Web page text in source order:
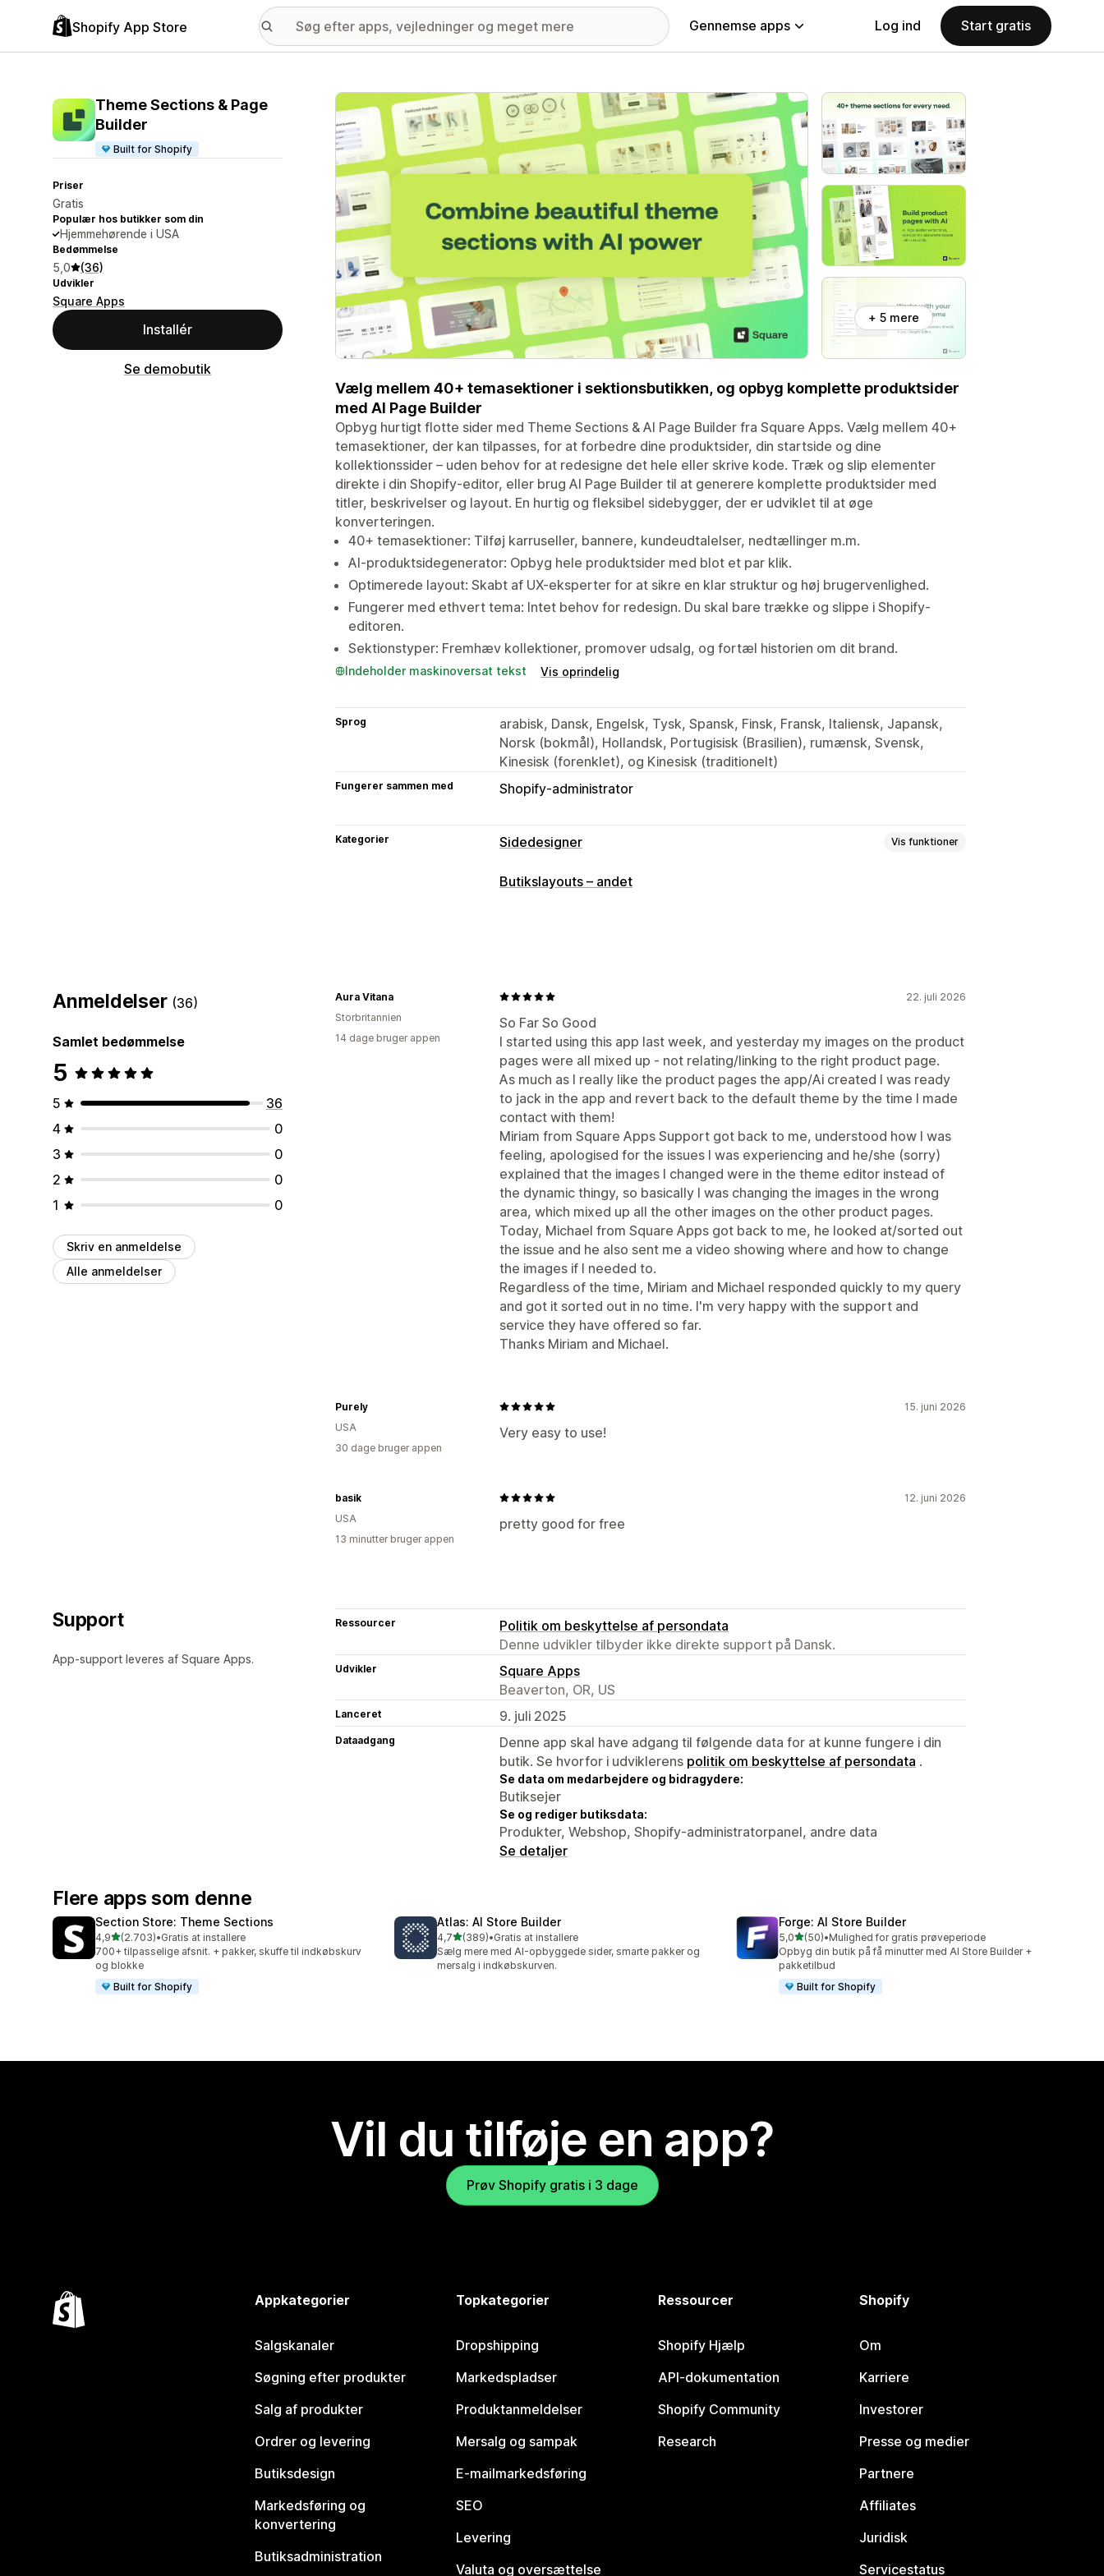
Shopify App Store Gennemse apps Log ind Start gratis
Theme Sections & Page
Builder
Built for Shopify
Priser
Gratis
Populær hos butikker som din
Hjemmehørende i USA
Bedømmelse
5,0 (36)
Udvikler
Square Apps
Installér
Se demobutik
Galleri med udvalgte billeder
+ 5 mere
Vælg mellem 40+ temasektioner i sektionsbutikken, og opbyg komplette produktsider
med AI Page Builder
Opbyg hurtigt flotte sider med Theme Sections & AI Page Builder fra Square Apps. Vælg mellem 40+
temasektioner, der kan tilpasses, for at forbedre dine produktsider, din startside og dine
kollektionssider – uden behov for at redesigne det hele eller skrive kode. Træk og slip elementer
direkte i din Shopify-editor, eller brug AI Page Builder til at generere komplette produktsider med
titler, beskrivelser og layout. En hurtig og fleksibel sidebygger, der er udviklet til at øge
konverteringen.
40+ temasektioner: Tilføj karruseller, bannere, kundeudtalelser, nedtællinger m.m.
AI-produktsidegenerator: Opbyg hele produktsider med blot et par klik.
Optimerede layout: Skabt af UX-eksperter for at sikre en klar struktur og høj brugervenlighed.
Fungerer med ethvert tema: Intet behov for redesign. Du skal bare trække og slippe i Shopify-
editoren.
Sektionstyper: Fremhæv kollektioner, promover udsalg, og fortæl historien om dit brand.
Indeholder maskinoversat tekst Vis oprindelig
Sprog
arabisk, Dansk, Engelsk, Tysk, Spansk, Finsk, Fransk, Italiensk, Japansk,
Norsk (bokmål), Hollandsk, Portugisisk (Brasilien), rumænsk, Svensk,
Kinesisk (forenklet), og Kinesisk (traditionelt)
Fungerer sammen med Shopify-administrator
Kategorier Sidedesigner Vis funktioner
Sidetyper
Redigeringsværktøj
Generering med kunstig intelligens
Butikslayouts – andet
Anmeldelser (36)
Samlet bedømmelse
5
5
36
4
0
3
0
2
0
1
0
Skriv en anmeldelse
Alle anmeldelser
22. juli 2026
So Far So Good
I started using this app last week, and yesterday my images on the product
pages were all mixed up - not relating/linking to the right product page.
As much as I really like the product pages the app/Ai created I was ready
to jack in the app and revert back to the default theme by the time I made
contact with them!
Miriam from Square Apps Support got back to me, understood how I was
feeling, apologised for the issues I was experiencing and he/she (sorry)
explained that the images I changed were in the theme editor instead of
the dynamic thingy, so basically I was changing the images in the wrong
area, which mixed up all the other images on the other product pages.
Today, Michael from Square Apps got back to me, he looked at/sorted out
the issue and he also sent me a video showing where and how to change
the images if I needed to.
Regardless of the time, Miriam and Michael responded quickly to my query
and got it sorted out in no time. I'm very happy with the support and
service they have offered so far.
Thanks Miriam and Michael.
Aura Vitana
Storbritannien
14 dage bruger appen
15. juni 2026
Very easy to use!
Purely
USA
30 dage bruger appen
12. juni 2026
pretty good for free
basik
USA
13 minutter bruger appen
Support
App-support leveres af Square Apps.
Ressourcer
Politik om beskyttelse af persondata
Denne udvikler tilbyder ikke direkte support på Dansk.
Udvikler
Square Apps
Beaverton, OR, US
Lanceret 9. juli 2025
Dataadgang
Denne app skal have adgang til følgende data for at kunne fungere i din
butik. Se hvorfor i udviklerens politik om beskyttelse af persondata .
Se data om medarbejdere og bidragydere:
Butiksejer
Se og rediger butiksdata:
Produkter, Webshop, Shopify-administratorpanel, andre data
Se detaljer
Flere apps som denne
Section Store: Theme Sections
4,9ud af 5 stjerner
(2.703)
2703 anmeldelser i alt
•Gratis at installere
700+ tilpasselige afsnit. + pakker, skuffe til indkøbskurv
og blokke
Built for Shopify
Atlas: AI Store Builder
4,7ud af 5 stjerner
(389)
389 anmeldelser i alt
•Gratis at installere
Sælg mere med AI-opbyggede sider, smarte pakker og
mersalg i indkøbskurven.
Forge: AI Store Builder
5,0ud af 5 stjerner
(50)
50 anmeldelser i alt
•Mulighed for gratis prøveperiode
Opbyg din butik på få minutter med AI Store Builder +
pakketilbud
Built for Shopify
Vil du tilføje en app?
Prøv Shopify gratis i 3 dage
Appkategorier
Salgskanaler
Søgning efter produkter
Salg af produkter
Ordrer og levering
Butiksdesign
Markedsføring og
konvertering
Butiksadministration
Topkategorier
Dropshipping
Markedspladser
Produktanmeldelser
Mersalg og sampak
E-mailmarkedsføring
SEO
Levering
Valuta og oversættelse
Ressourcer
Shopify Hjælp
API-dokumentation
Shopify Community
Research
Shopify
Om
Karriere
Investorer
Presse og medier
Partnere
Affiliates
Juridisk
Servicestatus